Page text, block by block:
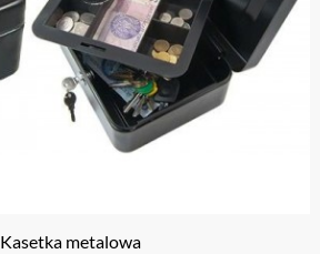
Kasetka metalowa